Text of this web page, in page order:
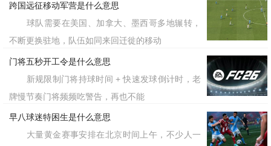
跨国远征移动军营是什么意思
球队需要在美国、加拿大、墨西哥多地辗转，
不断更换驻地，队伍如同来回迁徙的移动
门将五秒开工令是什么意思
新规限制门将持球时间 + 快速发球倒计时，老
牌慢节奏门将频频吃警告，再也不能
早八球迷特困生是什么意思
大量黄金赛事安排在北京时间上午，不少人一